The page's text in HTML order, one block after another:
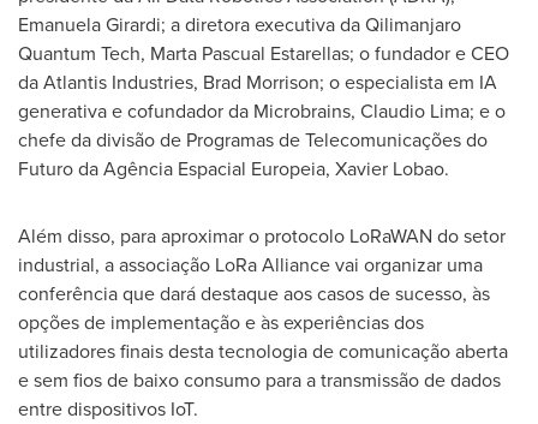
Emanuela Girardi; a diretora executiva da Qilimanjaro
Quantum Tech, Marta Pascual Estarellas; o fundador e CEO
da Atlantis Industries, Brad Morrison; o especialista em IA
generativa e cofundador da Microbrains, Claudio Lima; e o
chefe da divisão de Programas de Telecomunicações do
Futuro da Agência Espacial Europeia, Xavier Lobao.
Além disso, para aproximar o protocolo LoRaWAN do setor
industrial, a associação LoRa Alliancevai organizar uma
conferência que dará destaque aos casos de sucesso, às
opções de implementação e às experiências dos
utilizadores finais desta tecnologia de comunicação aberta
e sem fios de baixo consumo para a transmissão de dados
entre dispositivos IoT.